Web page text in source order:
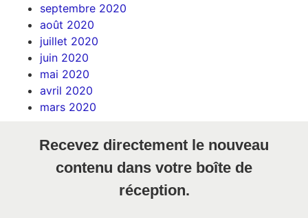
septembre 2020
août 2020
juillet 2020
juin 2020
mai 2020
avril 2020
mars 2020
Recevez directement le nouveau
contenu dans votre boîte de
réception.